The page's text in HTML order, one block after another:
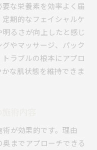
な栄養素を効率よく届
期的なフェイシャルケ
るさが向上したと感じ
やマッサージ、パック
ラブルの根本にアプロ
な肌状態を維持できま
が効果的です。理由
までアプローチできる